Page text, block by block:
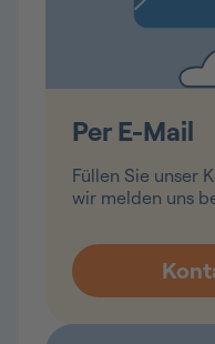
Per E-Mail
Füllen Sie unser
wir melden uns